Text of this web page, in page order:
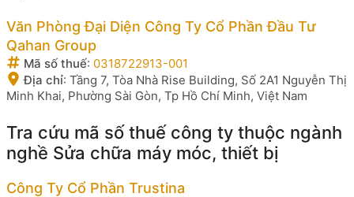
Văn Phòng Đại Diện Công Ty Cổ Phần Đầu Tư
Qahan Group
Mã số thuế: 0318722913-001
Địa chỉ: Tầng 7, Tòa Nhà Rise Building, Số 2A1 Nguyễn Thị
Minh Khai, Phường Sài Gòn, Tp Hồ Chí Minh, Việt Nam
Tra cứu mã số thuế công ty thuộc ngành
nghề Sửa chữa máy móc, thiết bị
Công Ty Cổ Phần Trustina